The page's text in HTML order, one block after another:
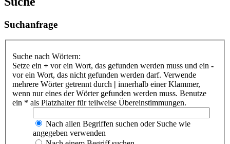
Suchanfrage
Suche nach Wörtern:
Setze ein + vor ein Wort, das gefunden werden muss und ein -
vor ein Wort, das nicht gefunden werden darf. Verwende
mehrere Wörter getrennt durch | innerhalb einer Klammer,
wenn nur eines der Wörter gefunden werden muss. Benutze
ein * als Platzhalter für teilweise Übereinstimmungen.
Nach allen Begriffen suchen oder Suche wie
angegeben verwenden